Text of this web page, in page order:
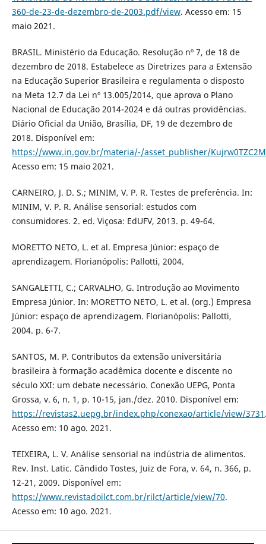
360-de-23-de-dezembro-de-2003.pdf/view. Acesso em: 15
maio 2021.
BRASIL. Ministério da Educação. Resolução nº 7, de 18 de
dezembro de 2018. Estabelece as Diretrizes para a Extensão
na Educação Superior Brasileira e regulamenta o disposto
na Meta 12.7 da Lei nº 13.005/2014, que aprova o Plano
Nacional de Educação 2014-2024 e dá outras providências.
Diário Oficial da União, Brasília, DF, 19 de dezembro de
2018. Disponível em:
https://www.in.gov.br/materia/-/asset_publisher/
Acesso em: 15 maio 2021.
CARNEIRO, J. D. S.; MINIM, V. P. R. Testes de preferência. In:
MINIM, V. P. R. Análise sensorial: estudos com
consumidores. 2. ed. Viçosa: EdUFV, 2013. p. 49-64.
MORETTO NETO, L. et al. Empresa Júnior: espaço de
aprendizagem. Florianópolis: Pallotti, 2004.
SANGALETTI, C.; CARVALHO, G. Introdução ao Movimento
Empresa Júnior. In: MORETTO NETO, L. et al. (org.) Empresa
Júnior: espaço de aprendizagem. Florianópolis: Pallotti,
2004. p. 6-7.
SANTOS, M. P. Contributos da extensão universitária
brasileira à formação acadêmica docente e discente no
século XXI: um debate necessário. Conexão UEPG, Ponta
Grossa, v. 6, n. 1, p. 10-15, jan./dez. 2010. Disponível em:
https://revistas2.uepg.br/index.php/conexao/article/view/3731
Acesso em: 10 ago. 2021.
TEIXEIRA, L. V. Análise sensorial na indústria de alimentos.
Rev. Inst. Latic. Cândido Tostes, Juiz de Fora, v. 64, n. 366, p.
12-21, 2009. Disponível em:
https://www.revistadoilct.com.br/rilct/article/view/70.
Acesso em: 10 ago. 2021.